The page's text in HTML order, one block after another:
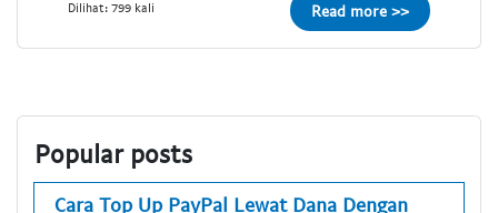
Dilihat: 799 kali Read more >>
Popular posts
Cara Top Up PayPal Lewat Dana Dengan